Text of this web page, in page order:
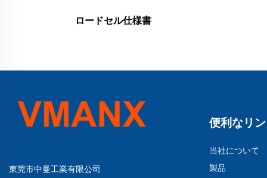
ロードセル仕様書
東莞市中曼工業有限公司
便利なリ
当社について
製品